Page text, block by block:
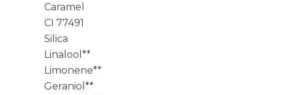
Caramel
CI 77491
Silica
Linalool**
Limonene**
Geraniol**